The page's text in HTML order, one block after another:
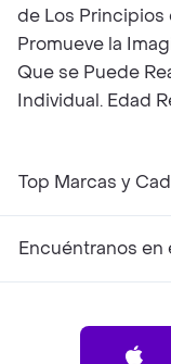
de Los Principios
Promueve la
Que se Puede
Individual. Edad
Top Marcas y
Encuéntranos en